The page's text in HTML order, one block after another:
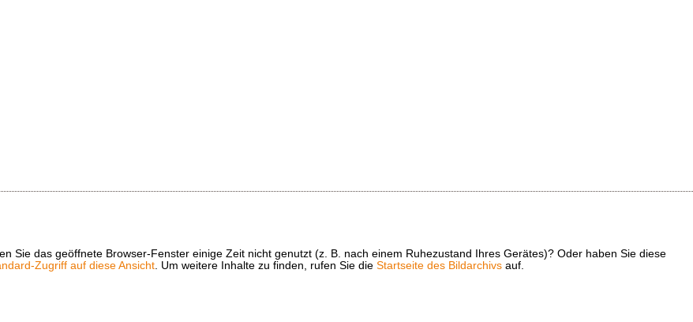
Sie das geöffnete Browser-Fenster einige Zeit nicht genutzt (z. B. nach einem Ruhezustand Ihres Gerätes)? Oder haben Sie diese
Zugriff auf diese Ansicht. Um weitere Inhalte zu finden, rufen Sie die Startseite des Bildarchivs auf.